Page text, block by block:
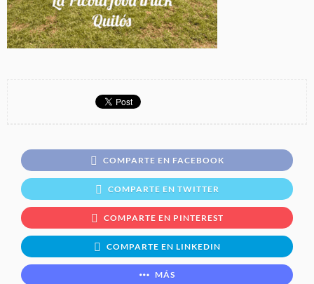
COMPARTE EN FACEBOOK
COMPARTE EN TWITTER
COMPARTE EN PINTEREST
COMPARTE EN LINKEDIN
MÁS